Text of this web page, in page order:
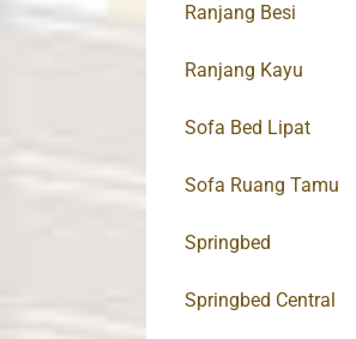
Ranjang Besi
Ranjang Kayu
Sofa Bed Lipat
Sofa Ruang Tamu
Springbed
Springbed Central